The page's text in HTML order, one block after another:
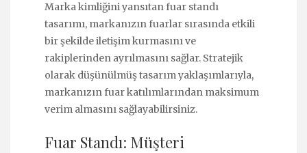
Marka kimliğini yansıtan fuar standı
tasarımı, markanızın fuarlar sırasında etkili
bir şekilde iletişim kurmasını ve
rakiplerinden ayrılmasını sağlar. Stratejik
olarak düşünülmüş tasarım yaklaşımlarıyla,
markanızın fuar katılımlarından maksimum
verim almasını sağlayabilirsiniz.
Fuar Standı: Müşteri